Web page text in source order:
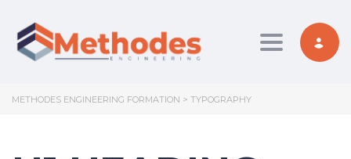
Toggle
METHODES ENGINEERING FORMATION > TYPOGRAPHY